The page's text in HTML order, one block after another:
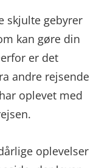
skjulte gebyrer
kan gøre din
er det
andre rejsende
oplevet med
oplevelser